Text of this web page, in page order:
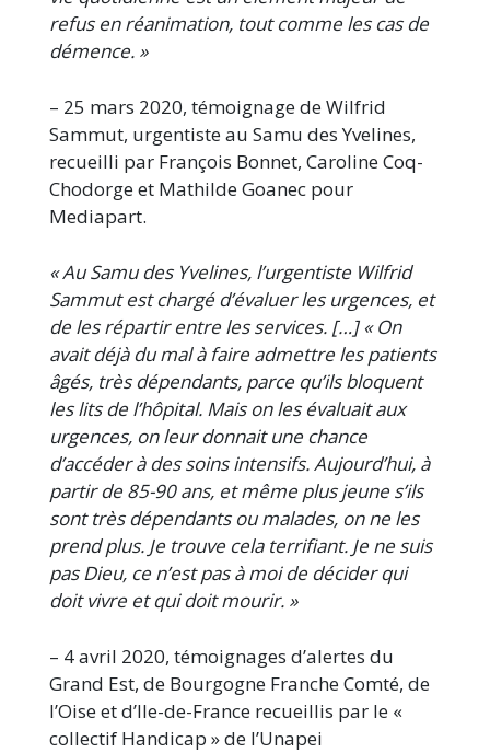
refus en réanimation, tout comme les cas de
démence. »
– 25 mars 2020, témoignage de Wilfrid
Sammut, urgentiste au Samu des Yvelines,
recueilli par François Bonnet, Caroline Coq-
Chodorge et Mathilde Goanec pour
Mediapart.
« Au Samu des Yvelines, l’urgentiste Wilfrid
Sammut est chargé d’évaluer les urgences, et
de les répartir entre les services. […] « On
avait déjà du mal à faire admettre les patients
âgés, très dépendants, parce qu’ils bloquent
les lits de l’hôpital. Mais on les évaluait aux
urgences, on leur donnait une chance
d’accéder à des soins intensifs. Aujourd’hui, à
partir de 85-90 ans, et même plus jeune s’ils
sont très dépendants ou malades, on ne les
prend plus. Je trouve cela terrifiant. Je ne suis
pas Dieu, ce n’est pas à moi de décider qui
doit vivre et qui doit mourir. »
– 4 avril 2020, témoignages d’alertes du
Grand Est, de Bourgogne Franche Comté, de
l’Oise et d’Ile-de-France recueillis par le «
collectif Handicap » de l’Unapei